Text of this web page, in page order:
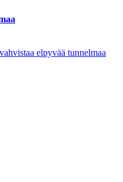
elpyvää tunnelmaa